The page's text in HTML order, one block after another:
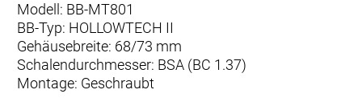
Modell: BB-MT801
BB-Typ: HOLLOWTECH II
Gehäusebreite: 68/73 mm
Schalendurchmesser: BSA (BC 1.37)
Montage: Geschraubt